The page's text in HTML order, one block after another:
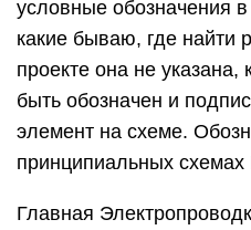
условные обозначения в
какие бываю, где найти
проекте она не
быть обозначен и
элемент на схеме.
принципиальных
Главная